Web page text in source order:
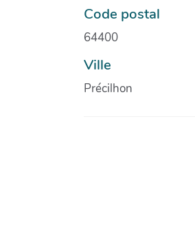
Code postal
64400
Ville
Précilhon